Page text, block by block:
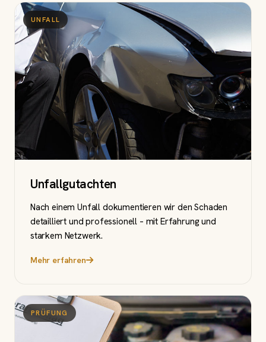
UNFALL
Unfallgutachten
Nach einem Unfall dokumentieren wir den Schaden
detailliert und professionell – mit Erfahrung und
starkem Netzwerk.
Mehr erfahren
PRÜFUNG